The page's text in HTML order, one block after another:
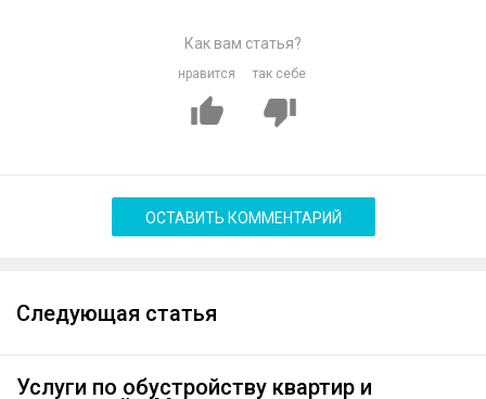
Как вам статья?
нравится так себе
ОСТАВИТЬ КОММЕНТАРИЙ
Следующая статья
Услуги по обустройству квартир и